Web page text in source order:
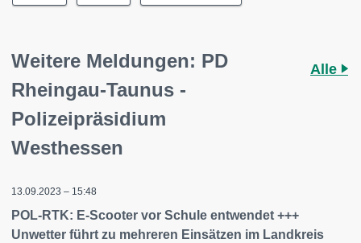
Weitere Meldungen: PD
Rheingau-Taunus -
Polizeipräsidium
Westhessen
Alle
13.09.2023 – 15:48
POL-RTK: E-Scooter vor Schule entwendet +++
Unwetter führt zu mehreren Einsätzen im Landkreis